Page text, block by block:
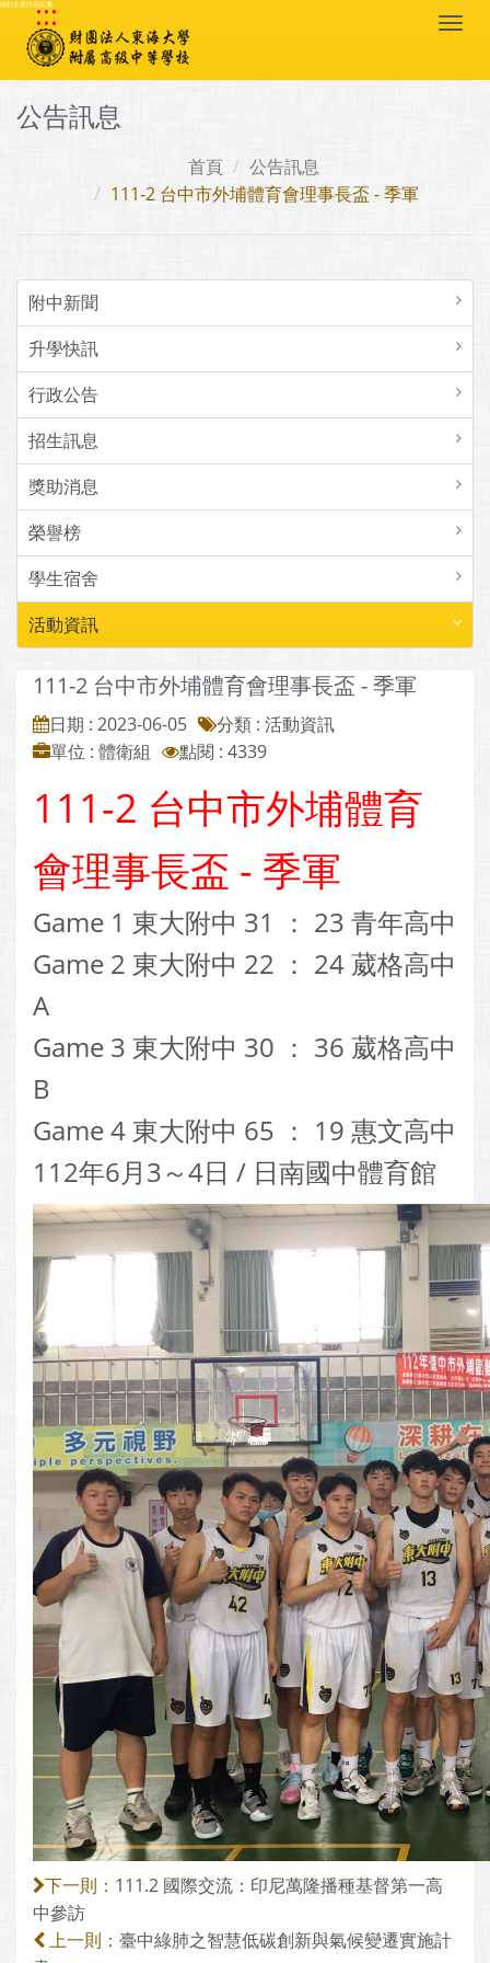
跳到主要內容區塊
:::
公告訊息
首頁
公告訊息
111-2 台中市外埔體育會理事長盃 - 季軍
附中新聞
升學快訊
行政公告
招生訊息
獎助消息
榮譽榜
學生宿舍
活動資訊
111-2 台中市外埔體育會理事長盃 - 季軍
日期 : 2023-06-05
分類 : 活動資訊
單位 : 體衛組
點閱 : 4339
111-2 台中市外埔體育
會理事長盃 - 季軍
Game 1 東大附中 31 ： 23 青年高中
Game 2 東大附中 22 ： 24 葳格高中
A
Game 3 東大附中 30 ： 36 葳格高中
B
Game 4 東大附中 65 ： 19 惠文高中
112年6月3～4日 / 日南國中體育館
下一則： 111.2 國際交流：印尼萬隆播種基督第一高
中參訪
上一則： 臺中綠肺之智慧低碳創新與氣候變遷實施計